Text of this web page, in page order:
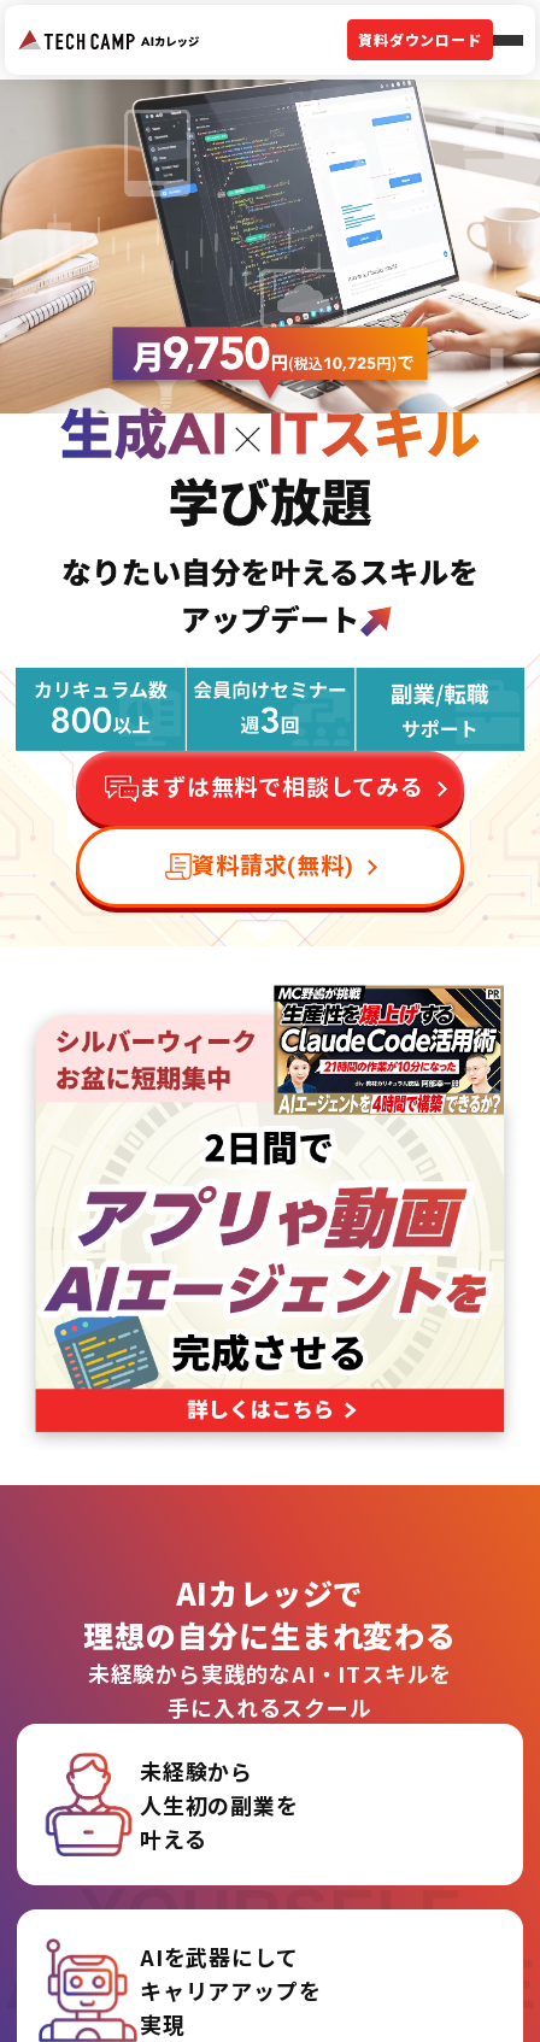
資料ダウンロード
まずは無料で相談してみる
資料請求(無料)
REINVENT
YOURSELF
AT AI COLLEGE
AIカレッジで
理想の自分に生まれ変わる
未経験から実践的なAI・ITスキルを
手に入れるスクール
未経験から
人生初の副業を
叶える
AIを武器にして
キャリアアップを
実現